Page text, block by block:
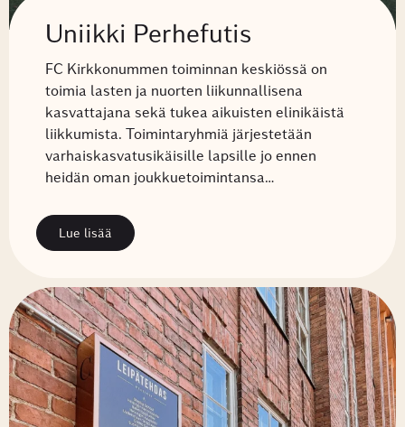
Uniikki Perhefutis
FC Kirkkonummen toiminnan keskiössä on
toimia lasten ja nuorten liikunnallisena
kasvattajana sekä tukea aikuisten elinikäistä
liikkumista. Toimintaryhmiä järjestetään
varhaiskasvatusikäisille lapsille jo ennen
heidän oman joukkuetoimintansa…
Lue lisää